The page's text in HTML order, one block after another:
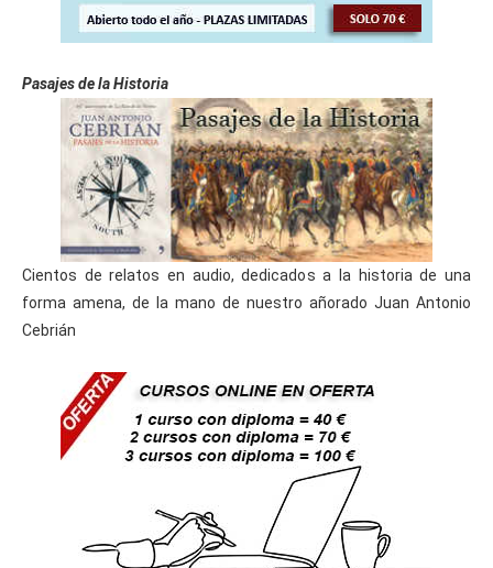
Pasajes de la Historia
Cientos de relatos en audio, dedicados a la historia de una
forma amena, de la mano de nuestro añorado Juan Antonio
Cebrián